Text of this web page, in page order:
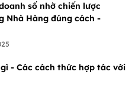
số nhờ chiến lược
Nhà Hàng đúng cách -
gì - Các cách thức hợp tác với